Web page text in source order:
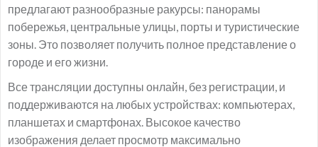
предлагают разнообразные ракурсы: панорамы
побережья, центральные улицы, порты и туристические
зоны. Это позволяет получить полное представление о
городе и его жизни.
Все трансляции доступны онлайн, без регистрации, и
поддерживаются на любых устройствах: компьютерах,
планшетах и смартфонах. Высокое качество
изображения делает просмотр максимально